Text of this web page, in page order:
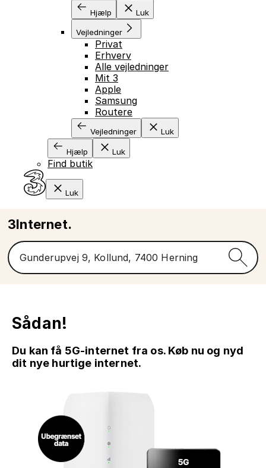
Hjælp Luk
Vejledninger
Privat
Erhverv
Alle vejledninger
Mit 3
Apple
Samsung
Routere
Vejledninger Luk
Hjælp Luk
Find butik
Luk
3Internet.
Sådan!
Du kan få 5G-internet fra os. Køb nu og nyd
dit nye hurtige internet.